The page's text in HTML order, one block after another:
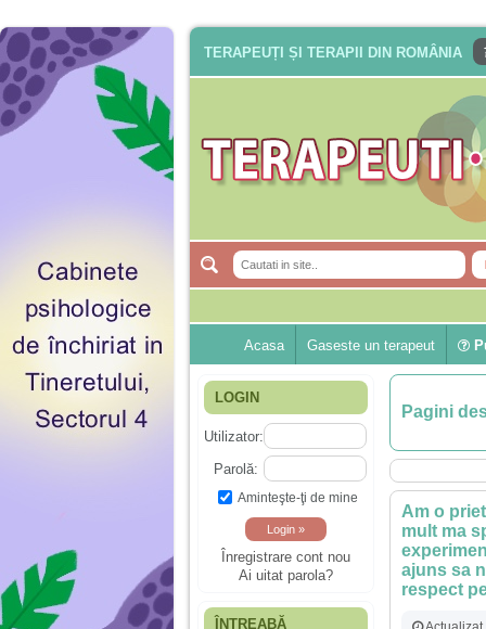
TERAPEUȚI ȘI TERAPII DIN ROMÂNIA
Acasa Gaseste un terapeut
LOGIN
Utilizator:
Parolă:
Aminteşte-ţi de mine
Înregistrare cont nou
Ai uitat parola?
ÎNTREABĂ
Pagini
Am o
mult ma
ajuns sa
respect